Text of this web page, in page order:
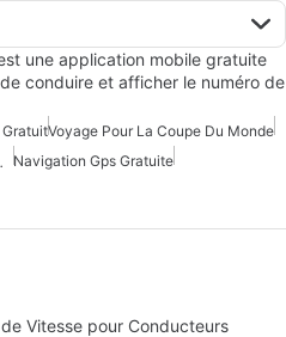
une application mobile gratuite
conduire et afficher le numéro de
Voyage Pour La Coupe Du Monde
Gratuite Navigation Gps Gratuite
Vitesse pour Conducteurs